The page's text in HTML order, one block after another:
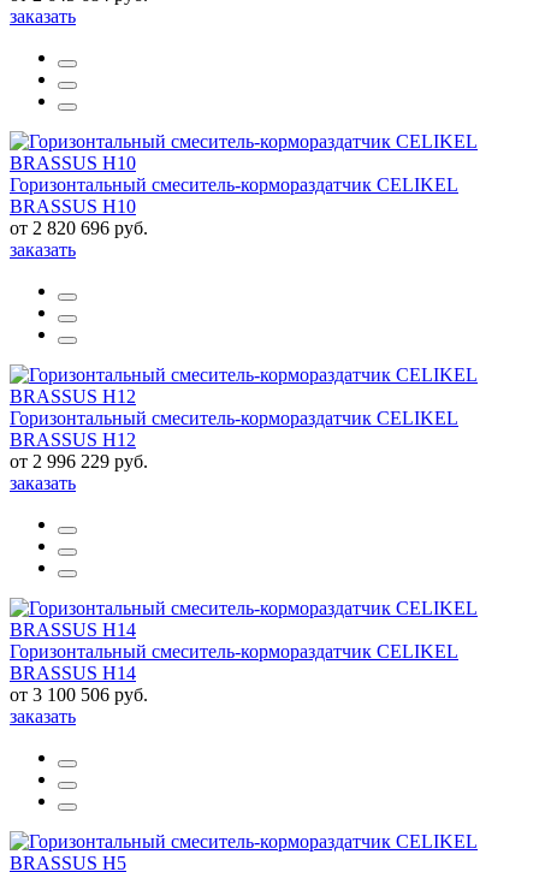
заказать
Горизонтальный смеситель-кормораздатчик CELIKEL
BRASSUS H10
от 2 820 696 руб.
заказать
Горизонтальный смеситель-кормораздатчик CELIKEL
BRASSUS H12
от 2 996 229 руб.
заказать
Горизонтальный смеситель-кормораздатчик CELIKEL
BRASSUS H14
от 3 100 506 руб.
заказать